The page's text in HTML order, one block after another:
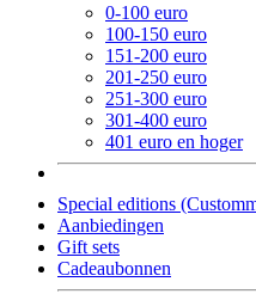
0-100 euro
100-150 euro
151-200 euro
201-250 euro
251-300 euro
301-400 euro
401 euro en hoger
Special editions
Aanbiedingen
Gift sets
Cadeaubonnen